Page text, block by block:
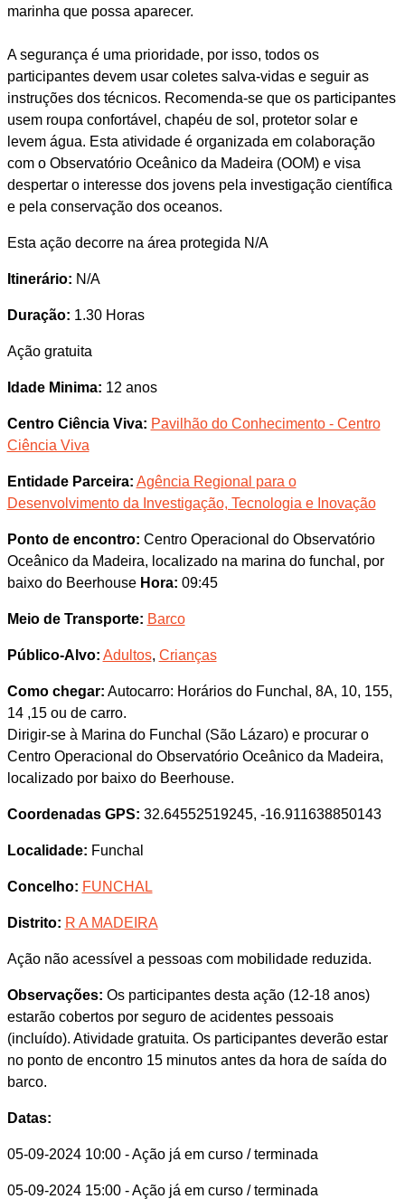
marinha que possa aparecer.
A segurança é uma prioridade, por isso, todos os
participantes devem usar coletes salva-vidas e seguir as
instruções dos técnicos. Recomenda-se que os participantes
usem roupa confortável, chapéu de sol, protetor solar e
levem água. Esta atividade é organizada em colaboração
com o Observatório Oceânico da Madeira (OOM) e visa
despertar o interesse dos jovens pela investigação científica
e pela conservação dos oceanos.
Esta ação decorre na área protegida N/A
Itinerário: N/A
Duração: 1.30 Horas
Ação gratuita
Idade Minima: 12 anos
Centro Ciência Viva: Pavilhão do Conhecimento - Centro
Ciência Viva
Entidade Parceira: Agência Regional para o
Desenvolvimento da Investigação, Tecnologia e Inovação
Ponto de encontro: Centro Operacional do Observatório
Oceânico da Madeira, localizado na marina do funchal, por
baixo do Beerhouse Hora: 09:45
Meio de Transporte: Barco
Público-Alvo: Adultos, Crianças
Como chegar: Autocarro: Horários do Funchal, 8A, 10, 155,
14 ,15 ou de carro.
Dirigir-se à Marina do Funchal (São Lázaro) e procurar o
Centro Operacional do Observatório Oceânico da Madeira,
localizado por baixo do Beerhouse.
Coordenadas GPS: 32.64552519245, -16.911638850143
Localidade: Funchal
Concelho: FUNCHAL
Distrito: R A MADEIRA
Ação não acessível a pessoas com mobilidade reduzida.
Observações: Os participantes desta ação (12-18 anos)
estarão cobertos por seguro de acidentes pessoais
(incluído). Atividade gratuita. Os participantes deverão estar
no ponto de encontro 15 minutos antes da hora de saída do
barco.
Datas:
05-09-2024 10:00 - Ação já em curso / terminada
05-09-2024 15:00 - Ação já em curso / terminada